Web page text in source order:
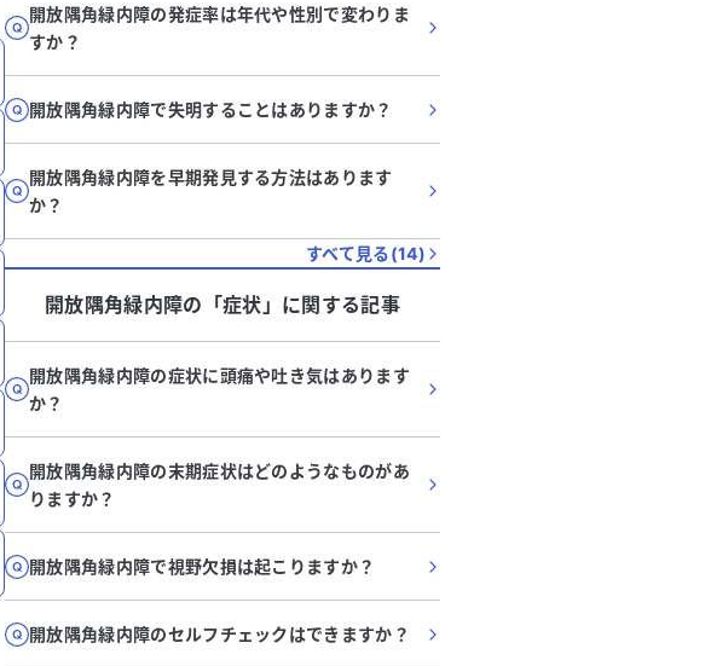
開放隅角緑内障の発症率は年代や性別で変わりま
すか？
開放隅角緑内障で失明することはありますか？
開放隅角緑内障を早期発見する方法はあります
か？
すべて見る(14)
開放隅角緑内障の「症状 」に関する記事
開放隅角緑内障の症状に頭痛や吐き気はあります
か？
開放隅角緑内障の末期症状はどのようなものがあ
りますか？
開放隅角緑内障で視野欠損は起こりますか？
開放隅角緑内障のセルフチェックはできますか？